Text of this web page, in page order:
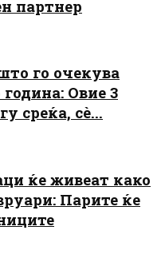
партнер
го очекува
година: Овие 3
среќа, сè...
ќе живеат како
Парите ќе